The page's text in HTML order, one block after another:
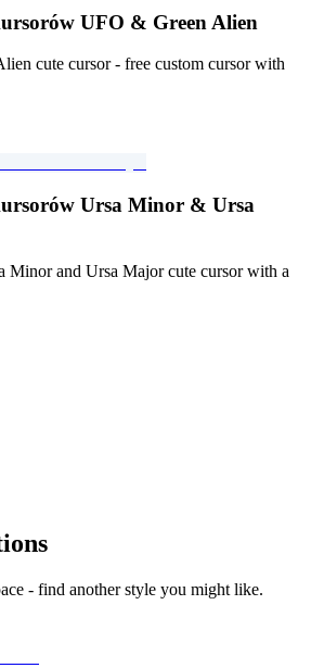
UFO & Green Alien
cute cursor - free custom cursor with
Ursa Minor & Ursa
Minor and Ursa Major cute cursor with a
- find another style you might like.